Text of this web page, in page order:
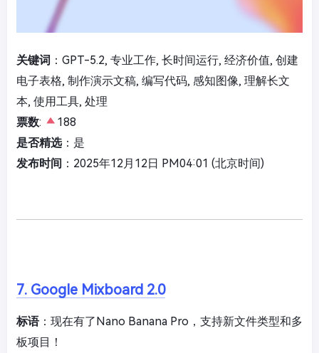
关键词 ：GPT-5.2, 专业工作, 长时间运行, 经济价值, 创建
电子表格, 制作演示文稿, 编写代码, 感知图像, 理解长文
本, 使用工具, 处理
票数:
188
是否精选：是
发布时间 ：2025年12月12日 PM04:01 (北京时间)
7. Google Mixboard 2.0
标语：现在有了Nano Banana Pro，支持新文件类型和多
板项目！